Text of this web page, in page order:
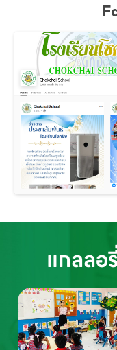
แกลลอรี่